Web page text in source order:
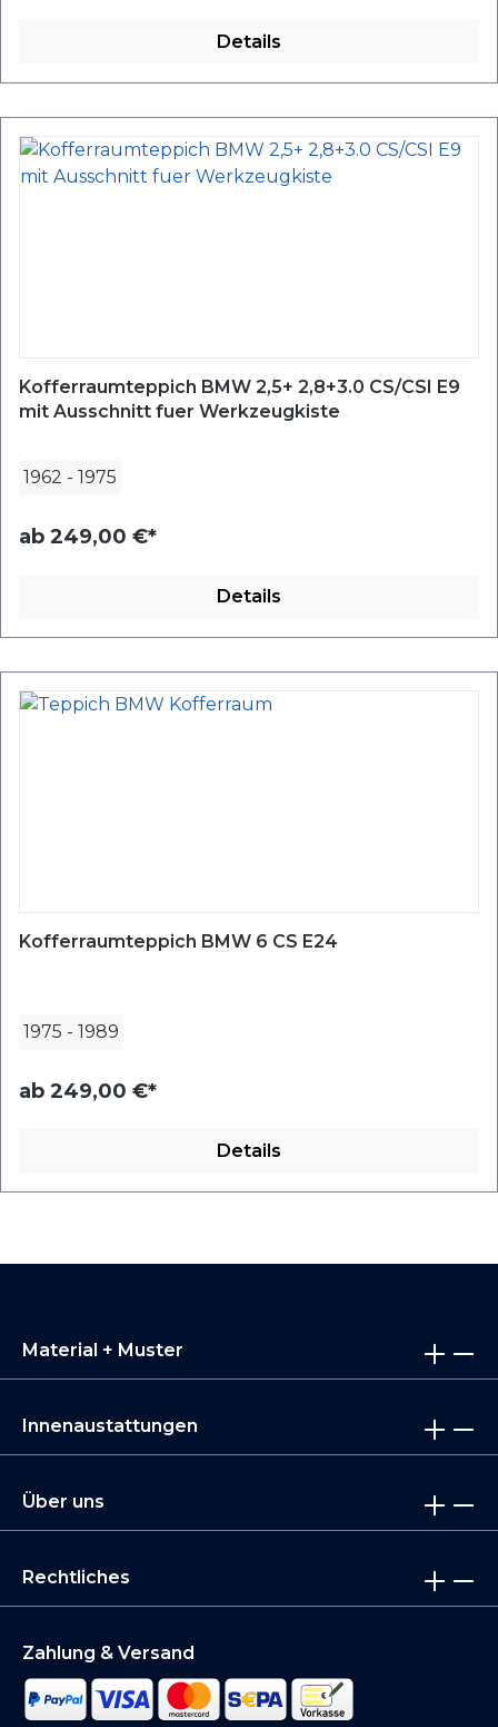
Details
Kofferraumteppich BMW 2,5+ 2,8+3.0 CS/CSI E9
mit Ausschnitt fuer Werkzeugkiste
1962 - 1975
ab 249,00 €*
Details
Kofferraumteppich BMW 6 CS E24
1975 - 1989
ab 249,00 €*
Details
Material + Muster
Innenaustattungen
Über uns
Rechtliches
Zahlung & Versand